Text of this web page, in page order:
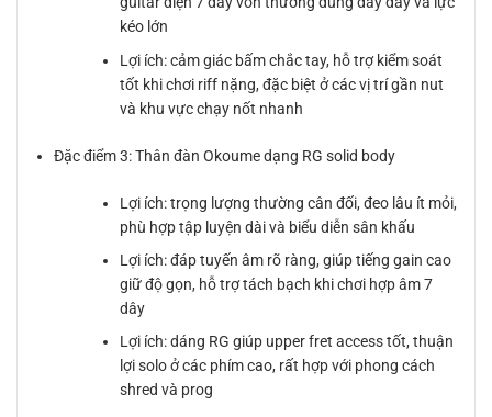
kéo lớn
Lợi ích: cảm giác bấm chắc tay, hỗ trợ kiểm soát
tốt khi chơi riff nặng, đặc biệt ở các vị trí gần nut
và khu vực chạy nốt nhanh
Đặc điểm 3: Thân đàn Okoume dạng RG solid body
Lợi ích: trọng lượng thường cân đối, đeo lâu ít mỏi,
phù hợp tập luyện dài và biểu diễn sân khấu
Lợi ích: đáp tuyến âm rõ ràng, giúp tiếng gain cao
giữ độ gọn, hỗ trợ tách bạch khi chơi hợp âm 7
dây
Lợi ích: dáng RG giúp upper fret access tốt, thuận
lợi solo ở các phím cao, rất hợp với phong cách
shred và prog